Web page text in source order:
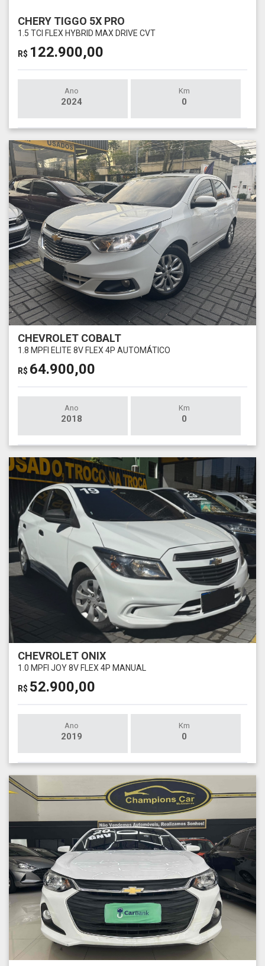
CHERY TIGGO 5X PRO
1.5 TCI FLEX HYBRID MAX DRIVE CVT
R$ 122.900,00
Ano
2024
Km
0
CHEVROLET COBALT
1.8 MPFI ELITE 8V FLEX 4P AUTOMÁTICO
R$ 64.900,00
Ano
2018
Km
0
CHEVROLET ONIX
1.0 MPFI JOY 8V FLEX 4P MANUAL
R$ 52.900,00
Ano
2019
Km
0